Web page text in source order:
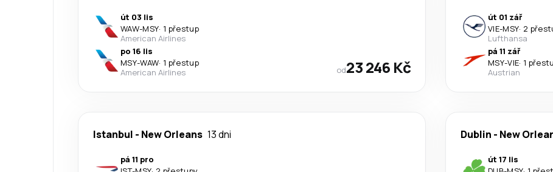
út 03 lis
WAW-MSY· 1 přestup
American Airlines
po 16 lis
MSY-WAW· 1 přestup
American Airlines
od23 246 Kč
út 01 zář
VIE-MSY· 2
Lufthansa
pá 11 zář
MSY-VIE· 1
Austrian
Istanbul - New Orleans 13 dni
pá 11 pro
Dublin - New
út 17 lis